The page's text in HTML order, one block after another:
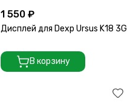
1 550 ₽
Дисплей для Dexp Ursus K18 3G
В корзину